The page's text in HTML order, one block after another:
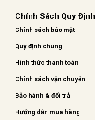
Chính Sách Quy Định
Chính sách bảo mật
Quy định chung
Hình thức thanh toán
Chính sách vận chuyển
Bảo hành & đổi trả
Hướng dẫn mua hàng